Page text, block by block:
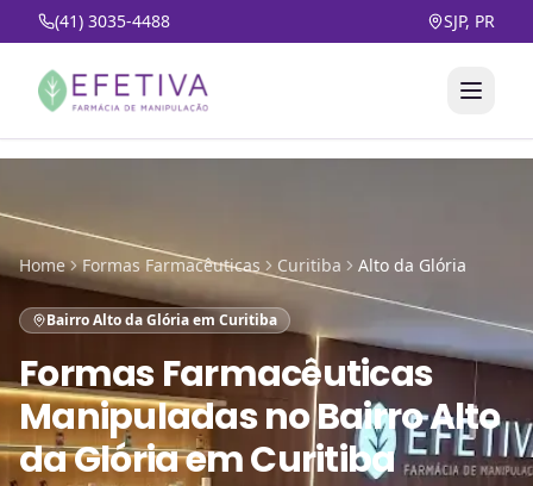
(41) 3035-4488 SJP, PR
Home Formas Farmacêuticas Curitiba Alto da Glória
Bairro Alto da Glória em Curitiba
Formas Farmacêuticas
ManipuladasnoBairro Alto
da Glória em Curitiba